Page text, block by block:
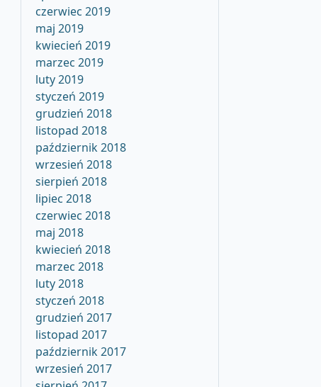
czerwiec 2019
maj 2019
kwiecień 2019
marzec 2019
luty 2019
styczeń 2019
grudzień 2018
listopad 2018
październik 2018
wrzesień 2018
sierpień 2018
lipiec 2018
czerwiec 2018
maj 2018
kwiecień 2018
marzec 2018
luty 2018
styczeń 2018
grudzień 2017
listopad 2017
październik 2017
wrzesień 2017